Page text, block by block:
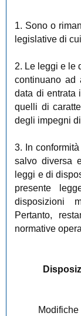
1. Sono o
legislative di
2. Le leggi e le
continuano ad
data di entrata
quelli di
degli impegni
3. In
salvo diversa
leggi e di
presente
disposizioni
Pertanto,
normative